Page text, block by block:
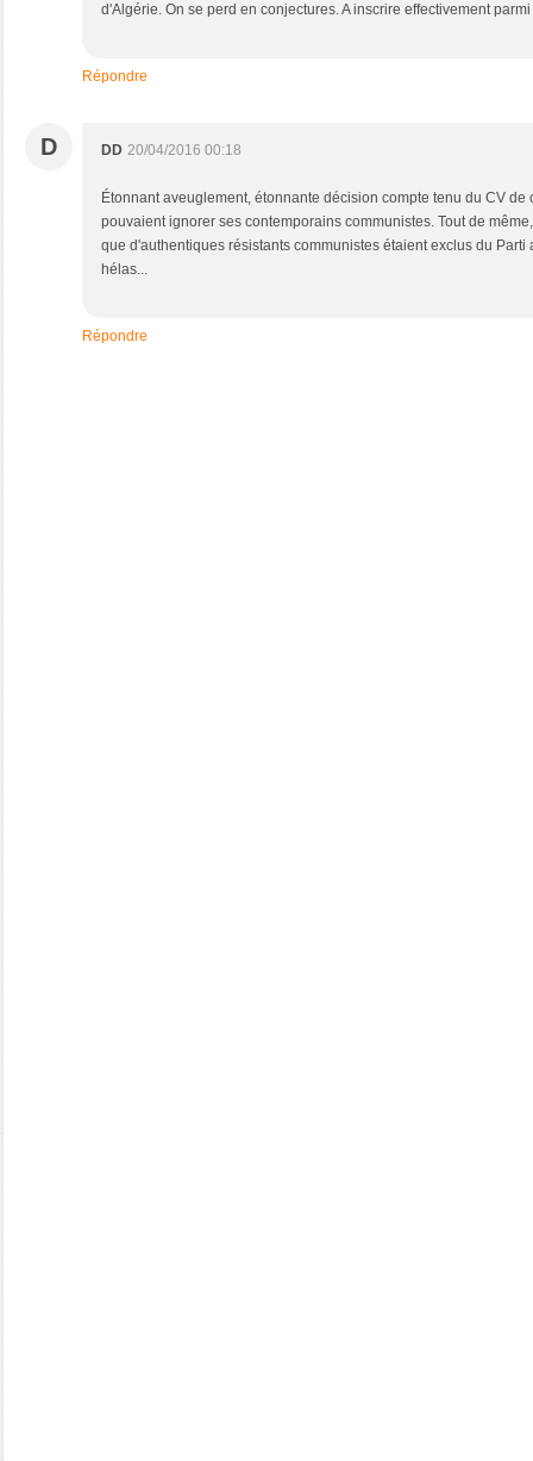
d'Algérie. On se perd en conjectures. A inscrire effectivement
Répondre
D DD 20/04/2016 00:18
Étonnant aveuglement, étonnante décision compte tenu du CV de
pouvaient ignorer ses contemporains communistes. Tout de
que d'authentiques résistants communistes étaient exclus du Parti
hélas...
Répondre